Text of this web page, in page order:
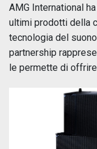
AMG International
ultimi prodotti della
tecnologia del
partnership
le permette di